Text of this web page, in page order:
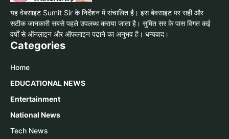
यह वेबसाइट Sumit Sir के निर्देशन में संचालित है। इस बेवसाइट पर सही और
सटीक जानकारी सबसे पहले उपलब्ध कराया जाता है। सुमित सर के पास विगत कई
वर्षों से ऑनलाइन और ऑफलाइन पढाने का अनुभव है। धन्यवाद।
Categories
Home
EDUCATIONAL NEWS
Entertainment
National News
Tech News